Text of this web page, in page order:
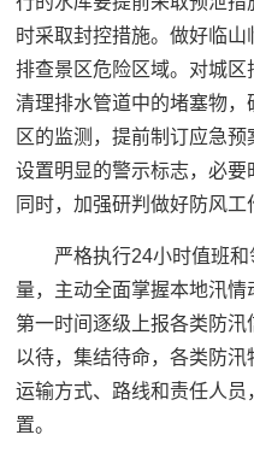
时采取封控措施。做好临山
排查景区危险区域。对城
清理排水管道中的堵塞物
区的监测，提前制订应急
设置明显的警示标志，必要
同时，加强研判做好防风工
严格执行24小时值班
量，主动全面掌握本地汛情
第一时间逐级上报各类防
以待，集结待命，各类防
运输方式、路线和责任人
置。